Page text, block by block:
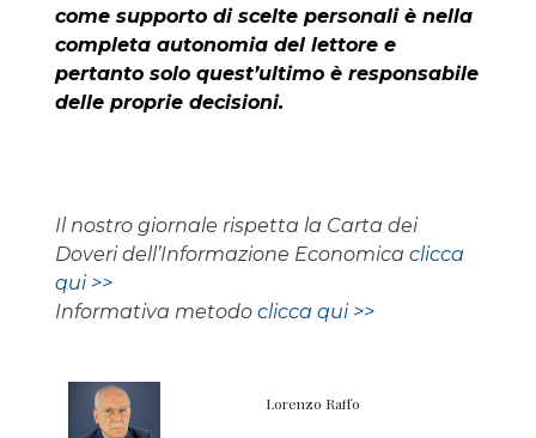
come supporto di scelte personali è nella
completa autonomia del lettore e
pertanto solo quest’ultimo è responsabile
delle proprie decisioni.
Il nostro giornale rispetta la Carta dei
Doveri dell’Informazione Economica clicca
qui >>
Informativa metodo clicca qui >>
Lorenzo Raffo